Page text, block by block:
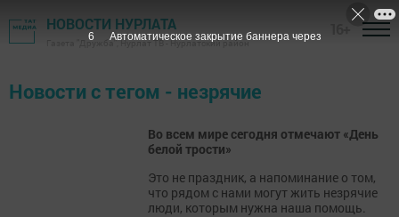
НОВОСТИ НУРЛАТА
Газета "Дружба", Нурлат ТВ - Нурлатский район
Новости с тегом - незрячие
Во всем мире сегодня отмечают «День
белой трости»
Это не праздник, а напоминание о том,
что рядом с нами могут жить незрячие
люди, которым нужна наша помощь.
6 Автоматическое закрытие баннера через